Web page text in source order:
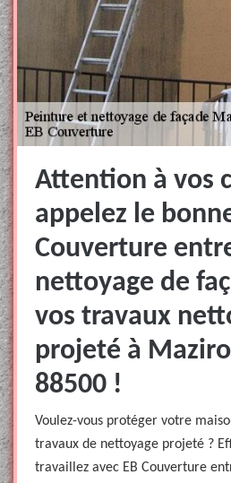
Attention à vos
appelez le
Couverture
nettoyage de
vos travaux
projeté à
88500 !
Voulez-vous protéger votre
travaux de nettoyage projeté ?
travaillez avec EB Couverture